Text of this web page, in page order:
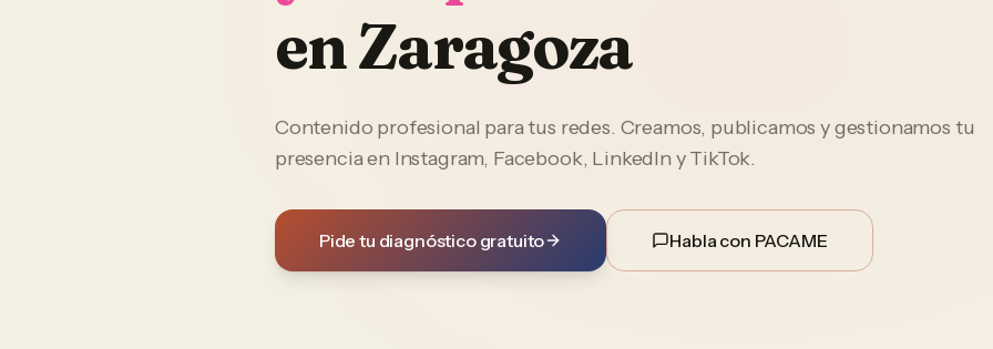
enZaragoza
Contenido profesional para tus redes. Creamos, publicamos y gestionamos tu
presencia en Instagram, Facebook, LinkedIn y TikTok.
Pide tu diagnóstico gratuito Habla con PACAME